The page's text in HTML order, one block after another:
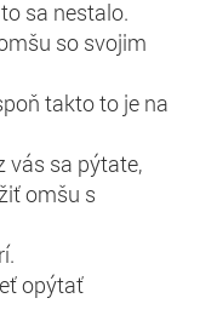
sa nestalo.
so svojim
takto to je na
vás sa pýtate,
omšu s
opýtať